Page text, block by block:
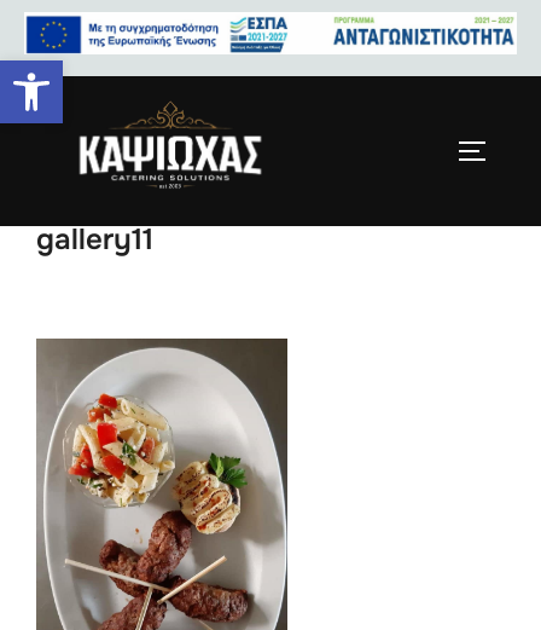
kapsioxas-spitiko-faghto-
gallery11
Ανοίξτε τη γραμμή εργαλείων